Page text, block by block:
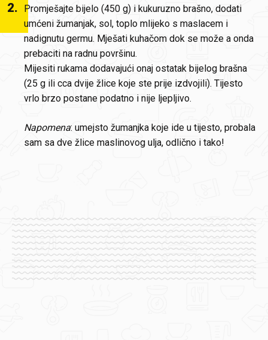
2.
Promješajte bijelo (450 g) i kukuruzno brašno, dodati
umćeni žumanjak, sol, toplo mlijeko s maslacem i
nadignutu germu. Mješati kuhačom dok se može a onda
prebaciti na radnu površinu.
Mijesiti rukama dodavajući onaj ostatak bijelog brašna
(25 g ili cca dvije žlice koje ste prije izdvojili). Tijesto
vrlo brzo postane podatno i nije ljepljivo.
Napomena: umejsto žumanjka koje ide u tijesto, probala
sam sa dve žlice maslinovog ulja, odlično i tako!